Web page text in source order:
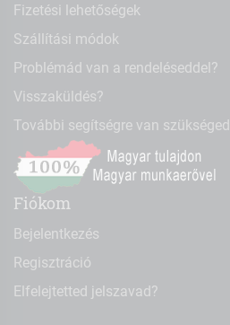
Fizetési lehetőségek
Szállítási módok
Problémád van a rendeléseddel?
Visszaküldés?
További segítségre van
Fiókom
Bejelentkezés
Regisztráció
Elfelejtetted jelszavad?